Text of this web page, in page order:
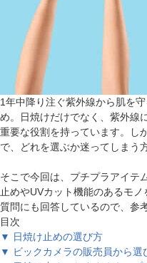
1年中降り注ぐ紫外線から肌を
め。日焼けだけでなく、紫外線
重要な役割を持っています。し
で、どれを選ぶか迷ってしまう
そこで今回は、プチプラアイテ
止めやUVカット機能のあるモ
質問にも回答しているので、参
目次
▼ 日焼け止めの選び方
▼ ビックカメラの販売員から選